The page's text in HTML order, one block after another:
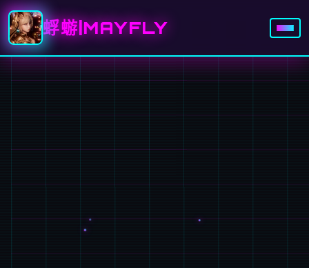
蜉蝣|MAYFLY